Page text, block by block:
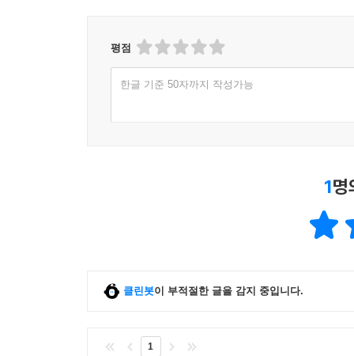
평점
한글 기준 50자까지 작성가능
1명
클린봇이 부적절한 글을 감지 중입니다.
1